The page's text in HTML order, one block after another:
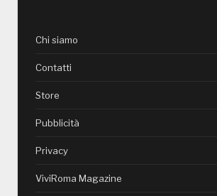
Chi siamo
Contatti
Store
Pubblicità
Privacy
ViviRoma Magazine